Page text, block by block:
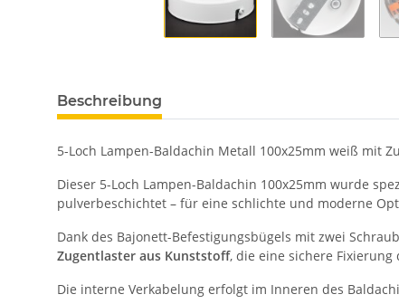
Beschreibung
5-Loch Lampen-Baldachin Metall 100x25mm weiß mit
Dieser 5-Loch Lampen-Baldachin 100x25mm wurde
pulverbeschichtet – für eine schlichte und moderne
Dank des Bajonett-Befestigungsbügels mit zwei
Zugentlaster aus Kunststoff, die eine sichere
Die interne Verkabelung erfolgt im Inneren des